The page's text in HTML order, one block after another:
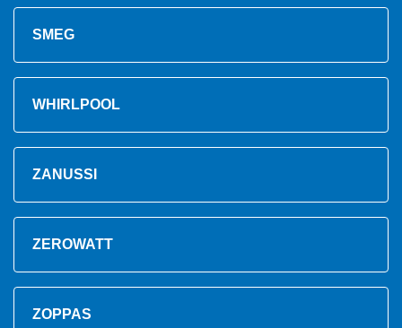
SMEG
WHIRLPOOL
ZANUSSI
ZEROWATT
ZOPPAS